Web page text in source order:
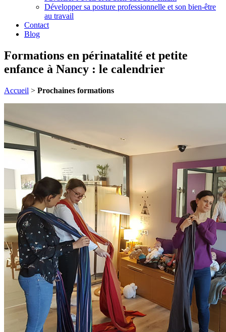
Développer sa posture professionnelle et son bien-être
au travail
Contact
Blog
Formations en périnatalité et petite
enfance à Nancy : le calendrier
Accueil > Prochaines formations